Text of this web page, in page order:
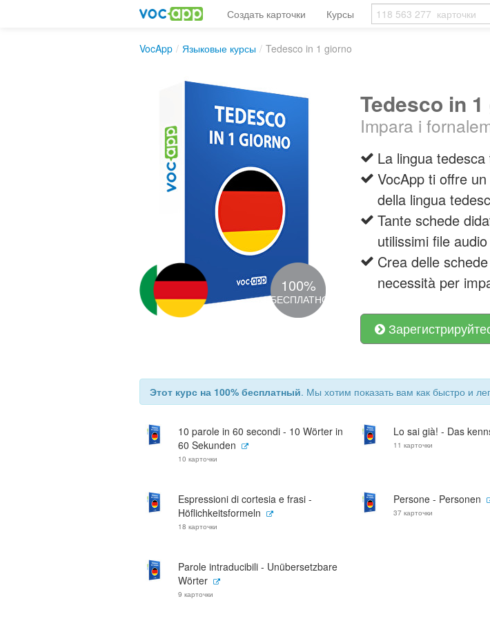
Создать карточки Курсы
VocApp / Языковые курсы / Tedesco in 1 giorno
100%
БЕСПЛАТНО
Tedesco in
Impara i
La lingua
VocApp ti offre
della lingua
Tante schede
utilissimi file
Crea delle
necessità per
Этот курс на 100% бесплатный. Мы хотим показать вам как быстро и
10 parole in 60 secondi - 10 Wörter in
60 Sekunden
10 карточки
Lo sai già! - Das
11 карточки
Espressioni di cortesia e frasi -
Höflichkeitsformeln
18 карточки
Persone - Personen
37 карточки
Parole intraducibili - Unübersetzbare
Wörter
9 карточки